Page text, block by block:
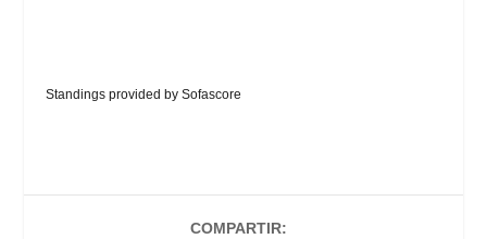
Standings provided bySofascore
COMPARTIR: